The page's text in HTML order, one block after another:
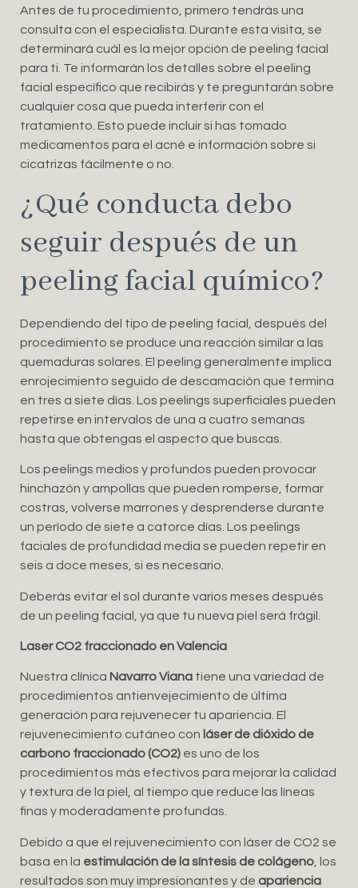
Antes de tu procedimiento, primero tendrás una
consulta con el especialista. Durante esta visita, se
determinará cuál es la mejor opción de peeling facial
para ti. Te informarán los detalles sobre el peeling
facial específico que recibirás y te preguntarán sobre
cualquier cosa que pueda interferir con el
tratamiento. Esto puede incluir si has tomado
medicamentos para el acné e información sobre si
cicatrizas fácilmente o no.
¿Qué conducta debo
seguir después de un
peeling facial químico?
Dependiendo del tipo de peeling facial, después del
procedimiento se produce una reacción similar a las
quemaduras solares. El peeling generalmente implica
enrojecimiento seguido de descamación que termina
en tres a siete días. Los peelings superficiales pueden
repetirse en intervalos de una a cuatro semanas
hasta que obtengas el aspecto que buscas.
Los peelings medios y profundos pueden provocar
hinchazón y ampollas que pueden romperse, formar
costras, volverse marrones y desprenderse durante
un período de siete a catorce días. Los peelings
faciales de profundidad media se pueden repetir en
seis a doce meses, si es necesario.
Deberás evitar el sol durante varios meses después
de un peeling facial, ya que tu nueva piel será frágil.
Laser CO2 fraccionado en Valencia
Nuestra clínica Navarro Viana tiene una variedad de
procedimientos antienvejecimiento de última
generación para rejuvenecer tu apariencia. El
rejuvenecimiento cutáneo con láser de dióxido de
carbono fraccionado (CO2) es uno de los
procedimientos más efectivos para mejorar la calidad
y textura de la piel, al tiempo que reduce las líneas
finas y moderadamente profundas.
Debido a que el rejuvenecimiento con láser de CO2 se
basa en la estimulación de la síntesis de colágeno , los
resultados son muy impresionantes y de apariencia